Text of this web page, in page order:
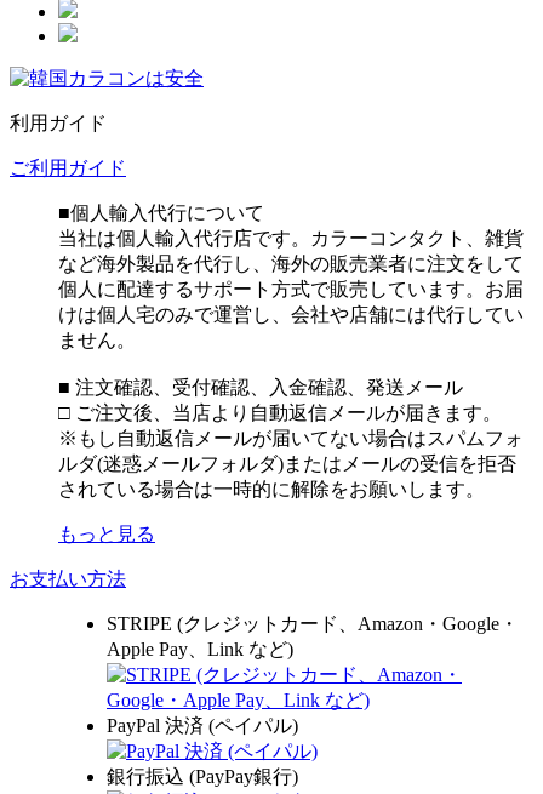
利用ガイド
ご利用ガイド
■個人輸入代行について
当社は個人輸入代行店です。カラーコンタクト、雑貨
など海外製品を代行し、海外の販売業者に注文をして
個人に配達するサポート方式で販売しています。お届
けは個人宅のみで運営し、会社や店舗には代行してい
ません。
■ 注文確認、受付確認、入金確認、発送メール
□ ご注文後、当店より自動返信メールが届きます。
※もし自動返信メールが届いてない場合はスパムフォ
ルダ(迷惑メールフォルダ)またはメールの受信を拒否
されている場合は一時的に解除をお願いします。
もっと見る
お支払い方法
STRIPE (クレジットカード、Amazon・Google・
Apple Pay、Link など)
PayPal 決済 (ペイパル)
銀行振込 (PayPay銀行)